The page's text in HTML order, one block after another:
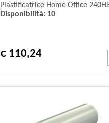
Plastificatrice Home Office
Disponibilità: 10
€ 110,24